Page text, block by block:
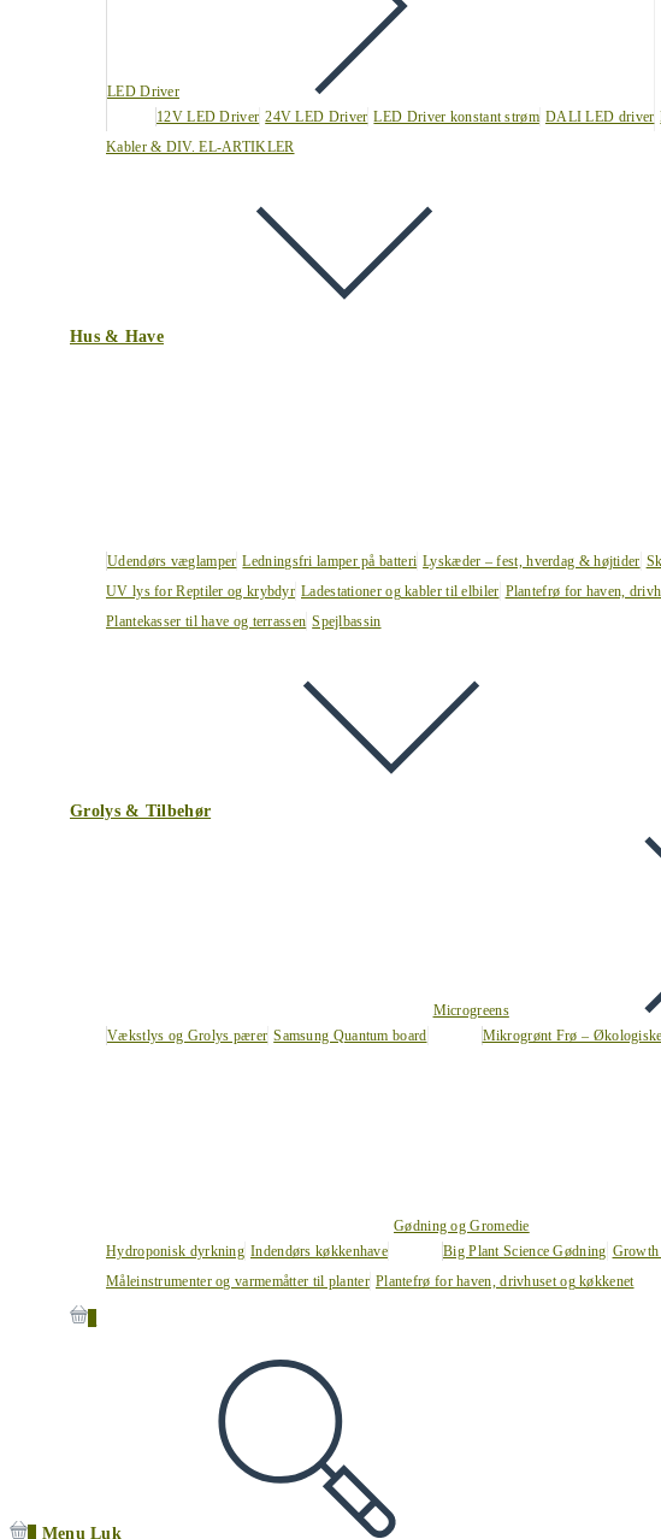
LED Driver
12V LED Driver 24V LED Driver LED Driver konstant strøm DALI LED driver
Kabler & DIV. EL-ARTIKLER
Hus & Have
Udendørs væglamper Ledningsfri lamper på batteri Lyskæder – fest, hverdag & højtider
UV lys for Reptiler og krybdyr Ladestationer og kabler til elbiler Plantefrø for haven,
Plantekasser til have og terrassen Spejlbassin
Grolys & Tilbehør
Vækstlys og Grolys pærer Samsung Quantum board
Microgreens
Mikrogrønt Frø – Økologiske
Hydroponisk dyrkning Indendørs køkkenhave
Gødning og Gromedie
Big Plant Science Gødning Growth
Måleinstrumenter og varmemåtter til planter Plantefrø for haven, drivhuset og køkkenet
Menu Luk